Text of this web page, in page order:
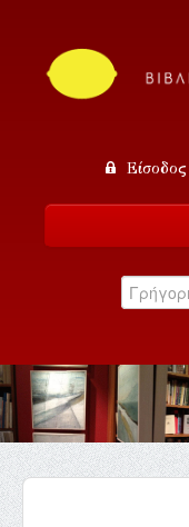
Είσοδος
Κατάλογος
Εκδηλώσεις
Επικοινωνία